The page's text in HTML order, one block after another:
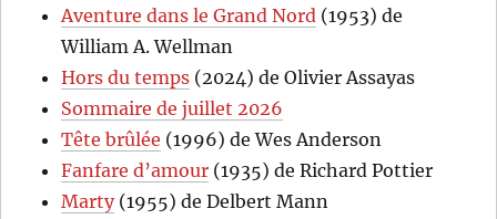
Aventure dans le Grand Nord (1953) de
William A. Wellman
Hors du temps (2024) de Olivier Assayas
Sommaire de juillet 2026
Tête brûlée (1996) de Wes Anderson
Fanfare d’amour (1935) de Richard Pottier
Marty(1955) de Delbert Mann